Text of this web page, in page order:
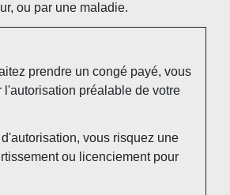
ou par une maladie.
prendre un congé payé, vous
l'autorisation préalable de votre
vous risquez une
ou licenciement pour